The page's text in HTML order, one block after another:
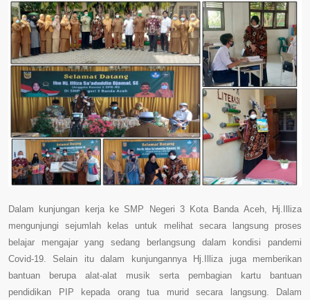
Dalam kunjungan kerja ke SMP Negeri 3 Kota Banda Aceh, Hj.Illiza
mengunjungi sejumlah kelas untuk melihat secara langsung proses
belajar mengajar yang sedang berlangsung dalam kondisi pandemi
Covid-19. Selain itu dalam kunjungannya Hj.Illiza juga memberikan
bantuan berupa alat-alat musik serta pembagian kartu bantuan
pendidikan PIP kepada orang tua murid secara langsung. Dalam